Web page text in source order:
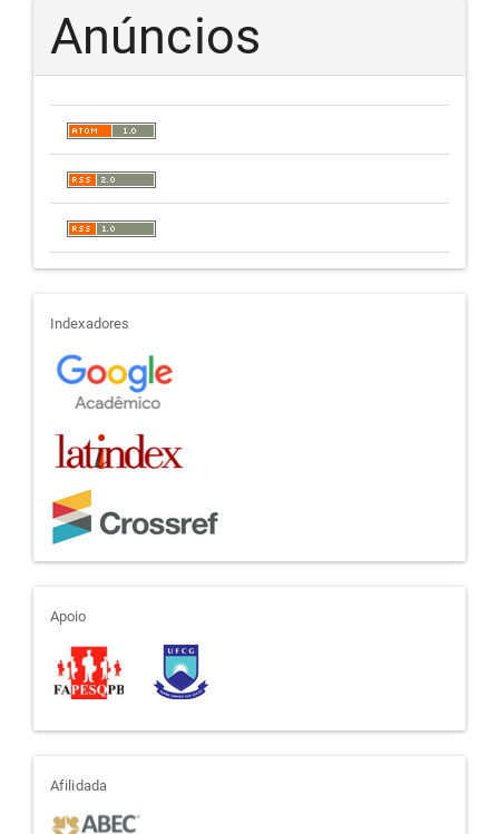
Anúncios
indexadores
Indexadores
apoio
Apoio
afiliada
Afilidada